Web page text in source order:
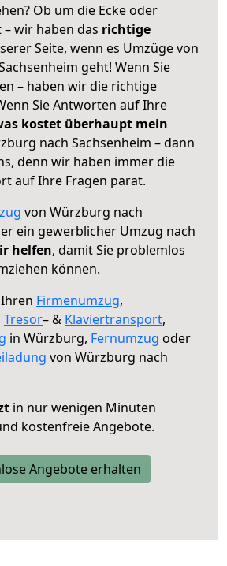
Ob um die Ecke oder
wir haben das richtige
Seite, wenn es Umzüge von
geht! Wenn Sie
– haben wir die richtige
Sie Antworten auf Ihre
kostet überhaupt mein
nach Sachsenheim – dann
denn wir haben immer die
auf Ihre Fragen parat.
von Würzburg nach
ein gewerblicher Umzug nach
helfen, damit Sie problemlos
können.
Firmenumzug,
Tresor– & Klaviertransport,
in Würzburg, Fernumzug oder
von Würzburg nach
in nur wenigen Minuten
kostenfreie Angebote.
Angebote erhalten